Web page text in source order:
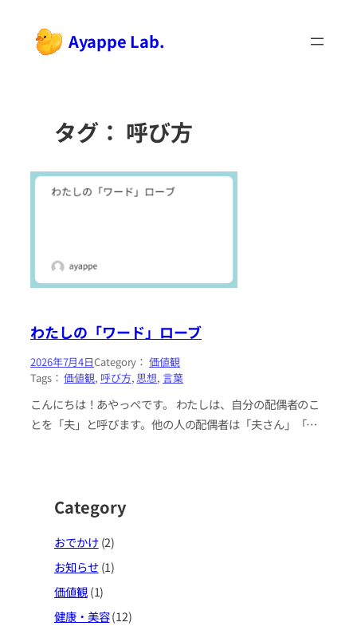
Ayappe Lab.
タグ： 呼び方
わたしの「ワード」ローブ
2026年7月4日Category：価値観
Tags：価値観, 呼び方, 思想, 言葉
こんにちは！あやっぺです。 わたしは、自分の配偶者のこ
とを「夫」と呼びます。他の人の配偶者は「夫さん」「妻
Category
おでかけ(2)
お知らせ(1)
価値観(1)
健康・美容(12)